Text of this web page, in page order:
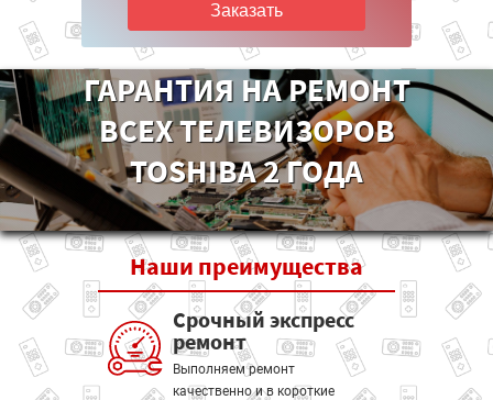
Заказать
ГАРАНТИЯ НА РЕМОНТ
ВСЕХ ТЕЛЕВИЗОРОВ
TOSHIBA 2 ГОДА
Наши преимущества
Срочный экспресс
ремонт
Выполняем ремонт
качественно и в короткие